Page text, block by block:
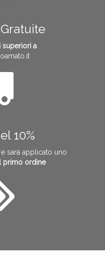
superiori a
10%
sarà applicato uno
primo ordine